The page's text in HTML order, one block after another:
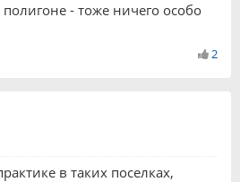
- тоже ничего особо
2
в таких поселках,